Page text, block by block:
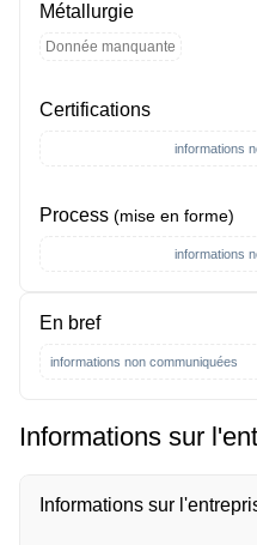
Métallurgie
Donnée manquante
Certifications
informations
Process (mise en forme)
informations
En bref
informations non communiquées
Informations sur
Informations sur